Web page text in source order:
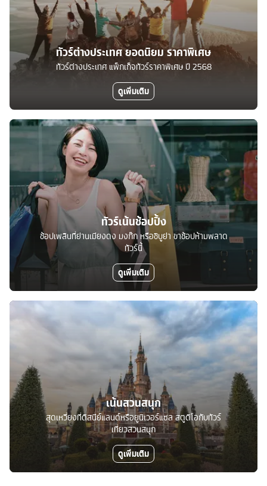
ทัวร์ต่างประเทศ ยอดนิยม ราคาพิเศษ
ทัวร์ต่างประเทศ แพ็กเก็จทัวร์ราคาพิเศษ ปี 2568
ดูเพิ่มเติม
ทัวร์เน้นช้อปปิ้ง
ช้อปเพลินที่ย่านเมียงดง มงก๊ก หรือชิบูย่า ขาช้อปห้ามพลาด
ทัวร์นี้
ดูเพิ่มเติม
เน้นสวนสนุก
สุดเหวี่ยงที่ดิสนีย์แลนด์หรือยูนิเวอร์แซล สตูดิโอกับทัวร์
เที่ยวสวนสนุก
ดูเพิ่มเติม